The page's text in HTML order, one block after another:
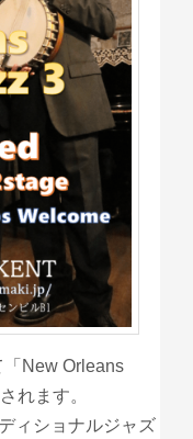
New Orleans
れます。
ィショナルジャズ